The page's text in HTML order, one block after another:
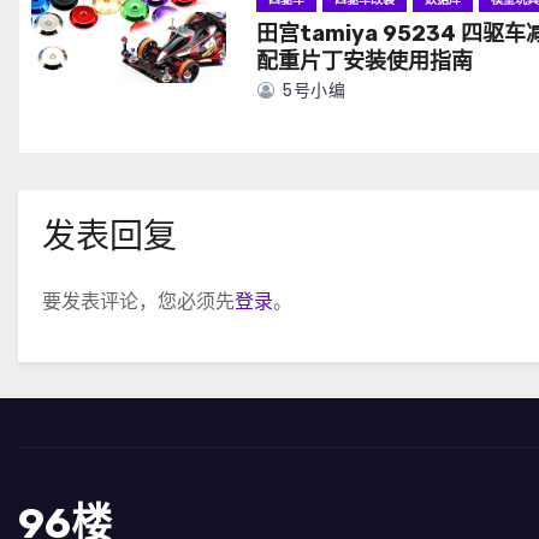
田宫tamiya 95234 四驱车
配重片丁安装使用指南
5号小编
发表回复
要发表评论，您必须先登录。
96楼